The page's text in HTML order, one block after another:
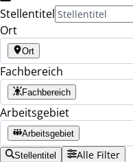
Stellentitel
Ort
Ort
Fachbereich
Fachbereich
Arbeitsgebiet
Arbeitsgebiet
Stellentitel Alle Filter